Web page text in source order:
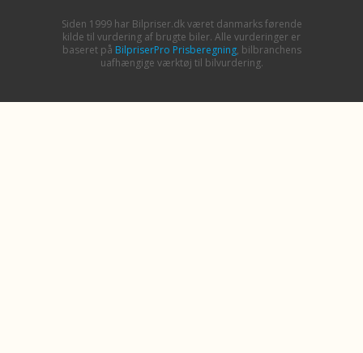
Siden 1999 har Bilpriser.dk været danmarks førende
kilde til vurdering af brugte biler. Alle vurderinger er
baseret på BilpriserPro Prisberegning, bilbranchens
uafhængige værktøj til bilvurdering.